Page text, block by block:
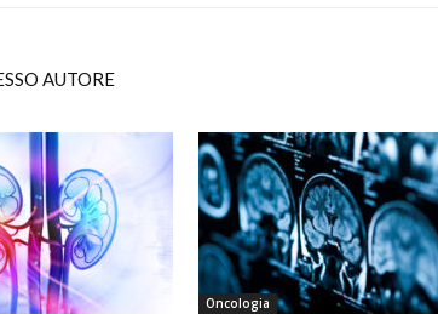
AUTORE
Oncologia